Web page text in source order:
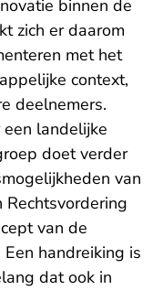
binnen de
zich er daarom
met het
context,
deelnemers.
landelijke
doet verder
van
van de
handreiking is
dat ook in